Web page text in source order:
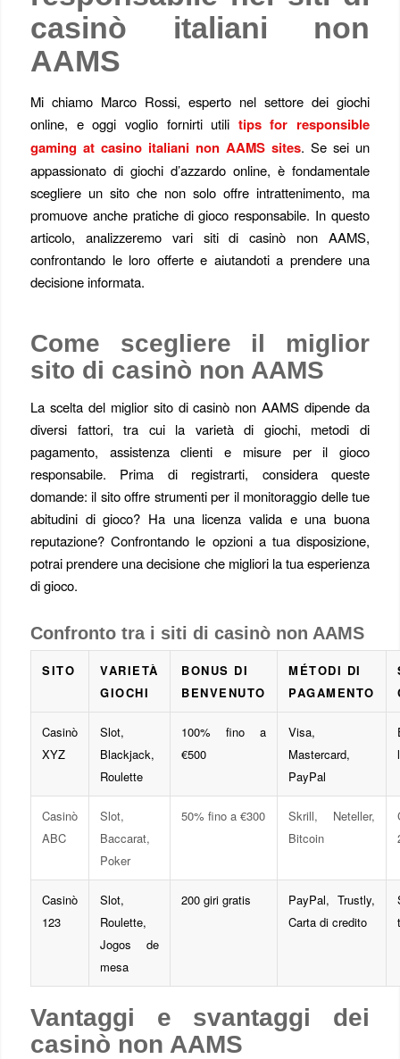
casinò italiani non
AAMS
Mi chiamo Marco Rossi, esperto nel settore dei giochi
online, e oggi voglio fornirti utili tips for responsible
gaming at casino italiani non AAMS sites. Se sei un
appassionato di giochi d’azzardo online, è fondamentale
scegliere un sito che non solo offre intrattenimento, ma
promuove anche pratiche di gioco responsabile. In questo
articolo, analizzeremo vari siti di casinò non AAMS,
confrontando le loro offerte e aiutandoti a prendere una
decisione informata.
Come scegliere il miglior
sito di casinò non AAMS
La scelta del miglior sito di casinò non AAMS dipende da
diversi fattori, tra cui la varietà di giochi, metodi di
pagamento, assistenza clienti e misure per il gioco
responsabile. Prima di registrarti, considera queste
domande: il sito offre strumenti per il monitoraggio delle tue
abitudini di gioco? Ha una licenza valida e una buona
reputazione? Confrontando le opzioni a tua disposizione,
potrai prendere una decisione che migliori la tua esperienza
di gioco.
Confronto tra i siti di casinò non AAMS
SITO
VARIETÀ
GIOCHI
BONUS DI
BENVENUTO
MÉTODI DI
PAGAMENTO
Casinò
XYZ
Slot,
Blackjack,
Roulette
100% fino a
€500
Visa,
Mastercard,
PayPal
Casinò
ABC
Slot,
Baccarat,
Poker
50% fino a €300
Skrill, Neteller,
Bitcoin
Casinò
123
Slot,
Roulette,
Jogos de
mesa
200 giri gratis
PayPal, Trustly,
Carta di credito
Vantaggi e svantaggi dei
casinò non AAMS